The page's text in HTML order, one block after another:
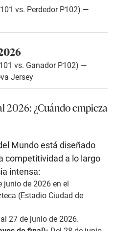
vs. Perdedor P102) —
vs. Ganador P102) —
Jersey
2026: ¿Cuándo empieza
Mundo está diseñado
competitividad a lo largo
intensa:
junio de 2026 en el
(Estadio Ciudad de
27 de junio de 2026.